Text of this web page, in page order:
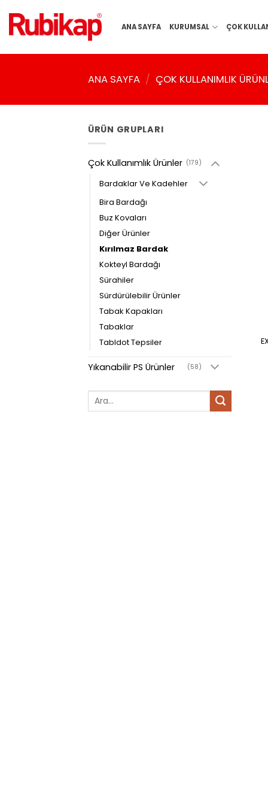
atla
ANA SAYFA KURUMSAL ÇOK
ANA SAYFA / ÇOK KULLANIMLIK
ÜRÜN GRUPLARI
Çok Kullanımlık Ürünler (179)
Bardaklar Ve Kadehler
Bira Bardağı
Buz Kovaları
Diğer Ürünler
Kırılmaz Bardak
Kokteyl Bardağı
Sürahiler
Sürdürülebilir Ürünler
Tabak Kapakları
Tabaklar
Tabldot Tepsiler
Yıkanabilir PS Ürünler (58)